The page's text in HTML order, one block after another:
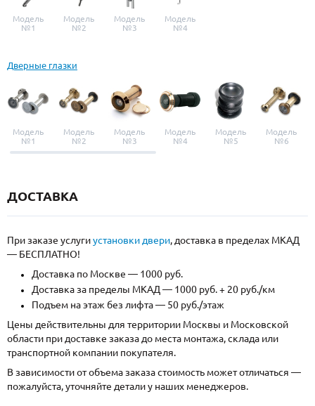
Модель
№1
Модель
№2
Модель
№3
Модель
№4
Дверные глазки
Модель
№1
Модель
№2
Модель
№3
Модель
№4
Модель
№5
Модель
№6
ДОСТАВКА
При заказе услугиустановки двери, доставка в пределах МКАД
— БЕСПЛАТНО!
Доставка по Москве — 1000 руб.
Доставка за пределы МКАД — 1000 руб. + 20 руб./км
Подъем на этаж без лифта — 50 руб./этаж
Цены действительны для территории Москвы и Московской
области при доставке заказа до места монтажа, склада или
транспортной компании покупателя.
В зависимости от объема заказа стоимость может отличаться —
пожалуйста, уточняйте детали у наших менеджеров.